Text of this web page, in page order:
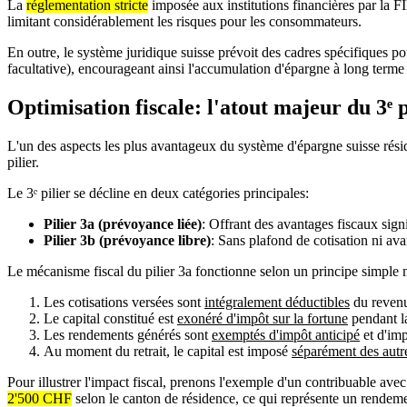
La réglementation stricte imposée aux institutions financières par la
limitant considérablement les risques pour les consommateurs.
En outre, le système juridique suisse prévoit des cadres spécifiques
facultative), encourageant ainsi l'accumulation d'épargne à long
Optimisation fiscale: l'atout majeur du 3ᵉ
L'un des aspects les plus avantageux du système d'épargne suisse
pilier.
Le 3ᵉ pilier se décline en deux catégories principales:
Pilier 3a (prévoyance liée): Offrant des avantages fiscaux
Pilier 3b (prévoyance libre): Sans plafond de cotisation ni
Le mécanisme fiscal du pilier 3a fonctionne selon un principe simple
Les cotisations versées sont intégralement déductibles du
Le capital constitué est exonéré d'impôt sur la fortune pendant
Les rendements générés sont exemptés d'impôt anticipé et
Au moment du retrait, le capital est imposé séparément des
Pour illustrer l'impact fiscal, prenons l'exemple d'un contribuable
2'500 CHF selon le canton de résidence, ce qui représente un